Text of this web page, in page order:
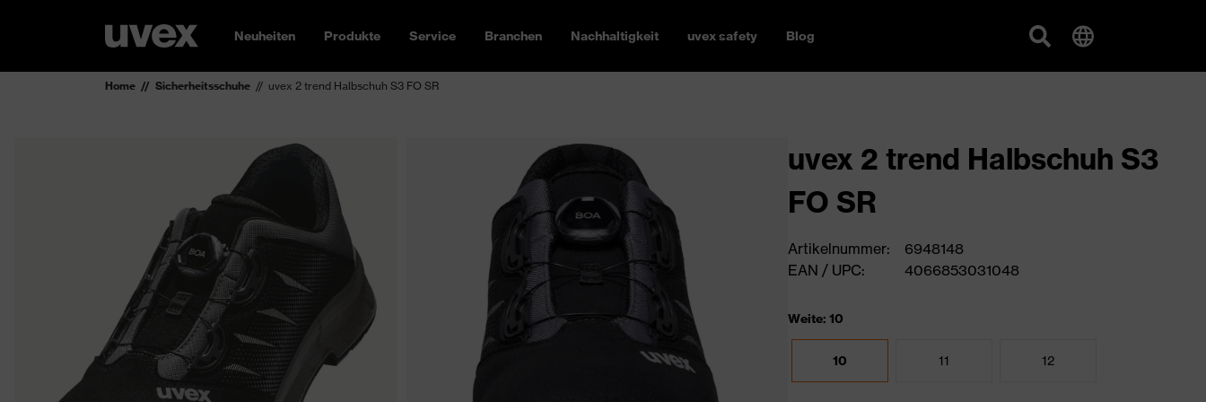
Neuheiten Produkte Service Branchen Nachhaltigkeit uvex safety Blog
Home Sicherheitsschuhe uvex 2 trend Halbschuh S3 FO SR
uvex 2 trend Halbschuh S3
FO SR
Artikelnummer:
6948148
EAN / UPC:
4066853031048
Weite: 10
10 11 12